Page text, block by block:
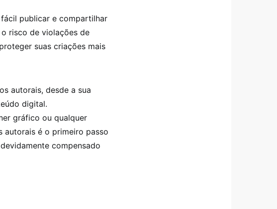
publicar e compartilhar
risco de violações de
suas criações mais
autorais, desde a sua
digital.
gráfico ou qualquer
é o primeiro passo
compensado